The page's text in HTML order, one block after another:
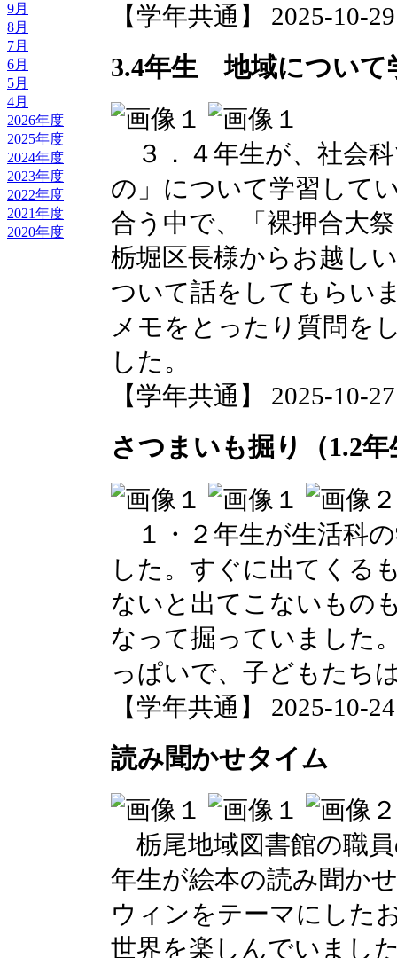
9月
8月
7月
6月
5月
4月
2026年度
2025年度
2024年度
2023年度
2022年度
2021年度
2020年度
【学年共通】 2025-10-
3.4年生 地域について
３．４年生が、社会
の」について学習して
合う中で、「裸押合大
栃堀区長様からお越し
ついて話をしてもらい
メモをとったり質問を
した。
【学年共通】 2025-10-
さつまいも掘り（1.2年
１・２年生が生活科
した。すぐに出てくる
ないと出てこないもの
なって掘っていました
っぱいで、子どもたち
【学年共通】 2025-10-
読み聞かせタイム
栃尾地域図書館の職
年生が絵本の読み聞か
ウィンをテーマにした
世界を楽しんでいまし